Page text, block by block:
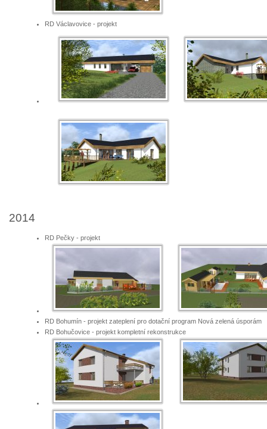
RD Václavovice - projekt
2014
RD Pečky - projekt
RD Bohumín - projekt zateplení pro dotační program Nová zelená úsporám
RD Bohučovice - projekt kompletní rekonstrukce